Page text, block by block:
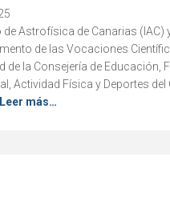
de Astrofísica de Canarias (IAC)
de las Vocaciones
de la Consejería de Educación,
Actividad Física y Deportes del
Leer más…